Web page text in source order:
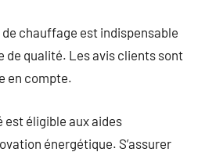
chauffage est indispensable
de qualité. Les avis clients sont
en compte.
est éligible aux aides
énergétique. S’assurer